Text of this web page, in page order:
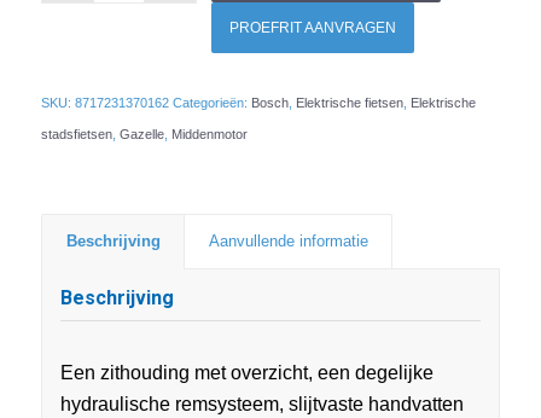
PROEFRIT AANVRAGEN
SKU: 8717231370162 Categorieën: Bosch, Elektrische fietsen, Elektrische
stadsfietsen, Gazelle, Middenmotor
Beschrijving Aanvullende informatie
Beschrijving
Een zithouding met overzicht, een degelijke
hydraulische remsysteem, slijtvaste handvatten